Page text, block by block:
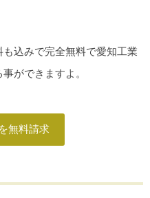
も込みで完全無料で愛知工業
ができますよ。
無料請求